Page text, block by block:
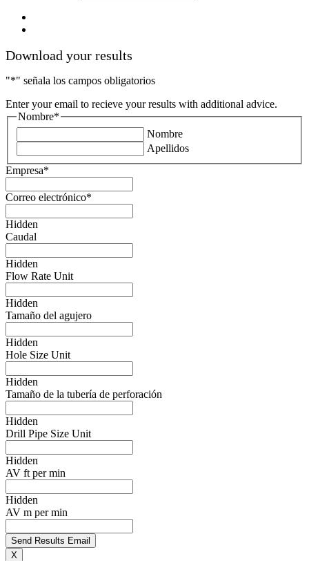
Download your results
"*" señala los campos obligatorios
Enter your email to recieve your results with additional advice.
Nombre*
Nombre
Apellidos
Empresa*
Correo electrónico*
Hidden
Caudal
Hidden
Flow Rate Unit
Hidden
Tamaño del agujero
Hidden
Hole Size Unit
Hidden
Tamaño de la tubería de perforación
Hidden
Drill Pipe Size Unit
Hidden
AV ft per min
Hidden
AV m per min
X